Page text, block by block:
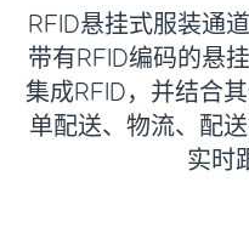
RFID悬挂式服装通
带有RFID编码的悬
集成RFID，并结合
单配送、物流、配
实时